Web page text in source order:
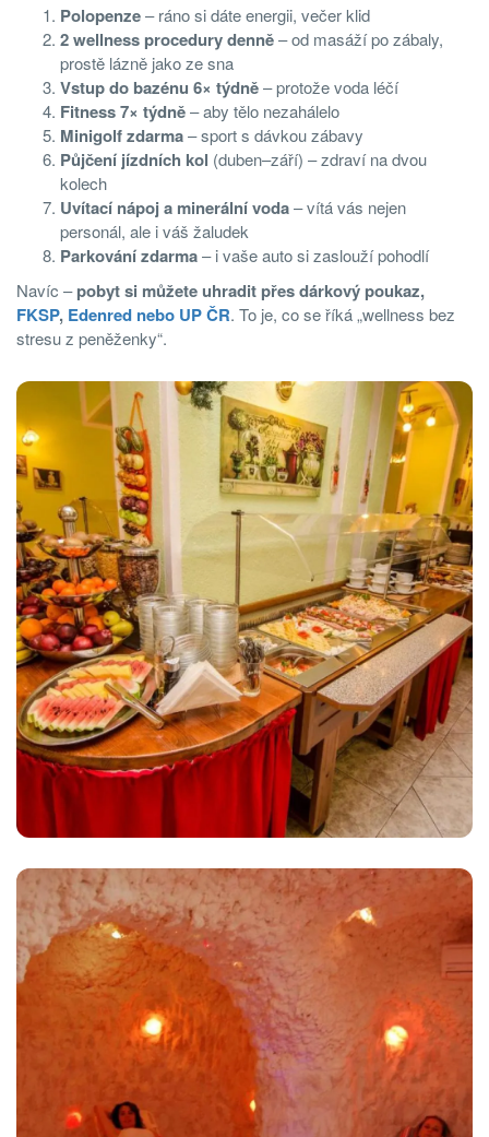
Polopenze– ráno si dáte energii, večer klid
2 wellness procedury denně– od masáží po zábaly,
prostě lázně jako ze sna
Vstup do bazénu 6× týdně– protože voda léčí
Fitness 7× týdně– aby tělo nezahálelo
Minigolf zdarma– sport s dávkou zábavy
Půjčení jízdních kol (duben–září) – zdraví na dvou
kolech
Uvítací nápoj a minerální voda– vítá vás nejen
personál, ale i váš žaludek
Parkování zdarma– i vaše auto si zaslouží pohodlí
Navíc –pobyt si můžete uhradit přes dárkový poukaz,
FKSP, Edenred nebo UP ČR. To je, co se říká „wellness bez
stresu z peněženky“.